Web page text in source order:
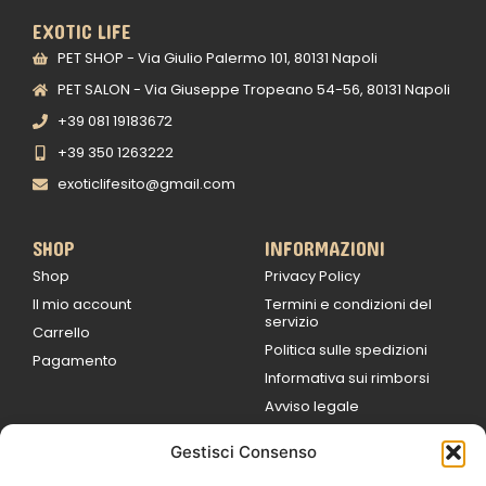
Gestisci Consenso
EXOTIC LIFE
PET SHOP - Via Giulio Palermo 101, 80131 Napoli
PET SALON - Via Giuseppe Tropeano 54-56, 80131 Napoli
+39 081 19183672
+39 350 1263222
exoticlifesito@gmail.com
SHOP
Shop
Il mio account
Carrello
Pagamento
INFORMAZIONI
Privacy Policy
Termini e condizioni del
servizio
Politica sulle spedizioni
Informativa sui rimborsi
Avviso legale
9:00